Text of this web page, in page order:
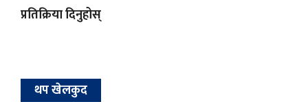
प्रतिक्रिया दिनुहोस्
थप खेलकुद